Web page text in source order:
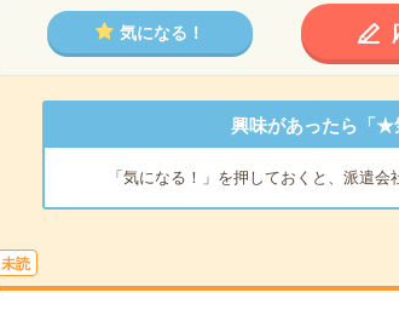
気になる！
興味があったら「★
「気になる！」を押しておくと、派遣会
未読